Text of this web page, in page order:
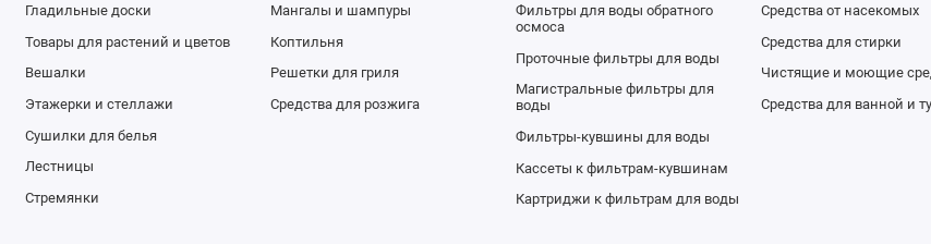
Гладильные доски
Товары для растений и цветов
Вешалки
Этажерки и стеллажи
Сушилки для белья
Лестницы
Стремянки
Мангалы и шампуры
Коптильня
Решетки для гриля
Средства для розжига
Фильтры для воды обратного
осмоса
Проточные фильтры для воды
Магистральные фильтры для
воды
Фильтры-кувшины для воды
Кассеты к фильтрам-кувшинам
Картриджи к фильтрам для воды
Средства от насекомых
Средства для стирки
Чистящие и моющие
Средства для ванной и